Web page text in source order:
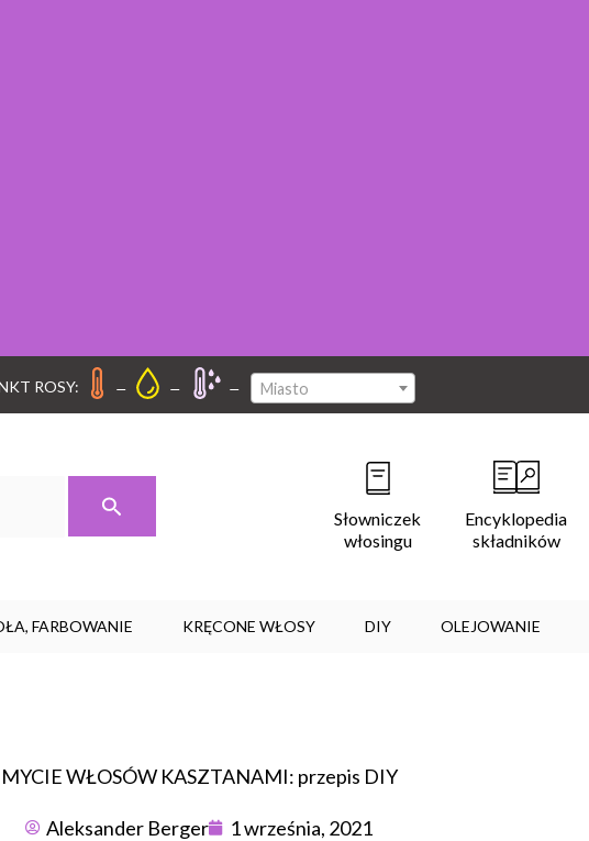
ROSY: – – – Miasto
Słowniczek
włosingu
Encyklopedia
składników
FARBOWANIE KRĘCONE WŁOSY DIY OLEJOWANIE
MYCIE WŁOSÓW KASZTANAMI: przepis DIY
Aleksander Berger 1 września, 2021